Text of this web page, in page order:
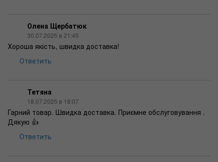
Олена Щербатюк
30.07.2025 в 21:45
Хороша якість, швидка доставка!
Ответить
Тетяна
18.07.2025 в 18:07
Гарний товар. Швидка доставка. Приємне обслуговування .
Дякую 👍
Ответить